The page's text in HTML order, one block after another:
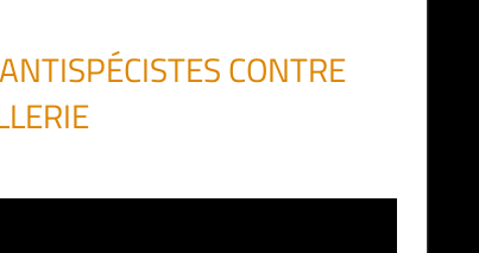
CONTRE